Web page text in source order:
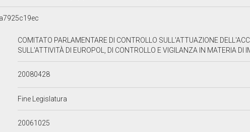
COMITATO PARLAMENTARE DI CONTROLLO SULL'ATTUAZIONE
SULL'ATTIVITÀ DI EUROPOL, DI CONTROLLO E VIGILANZA IN MATERIA
20080428
Fine Legislatura
20061025